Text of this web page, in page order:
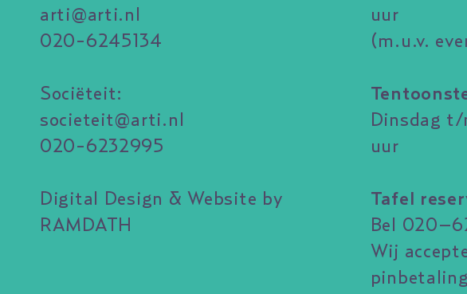
arti@arti.nl
020-6245134
Sociëteit:
societeit@arti.nl
020-6232995
Digital Design & Website by
RAMDATH
uur
(m.u.v.
Dinsdag
uur
Tafel
Bel
Wij